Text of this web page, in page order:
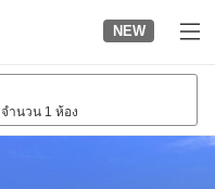
NEW
จำนวน 1 ห้อง